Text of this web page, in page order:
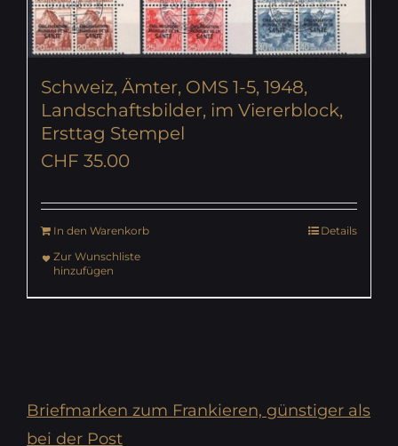
Schweiz, Ämter, OMS 1-5, 1948,
Landschaftsbilder, im Viererblock,
Ersttag Stempel
CHF 35.00
In den Warenkorb
Details
Zur Wunschliste
hinzufügen
Briefmarken zum Frankieren, günstiger als
bei der Post